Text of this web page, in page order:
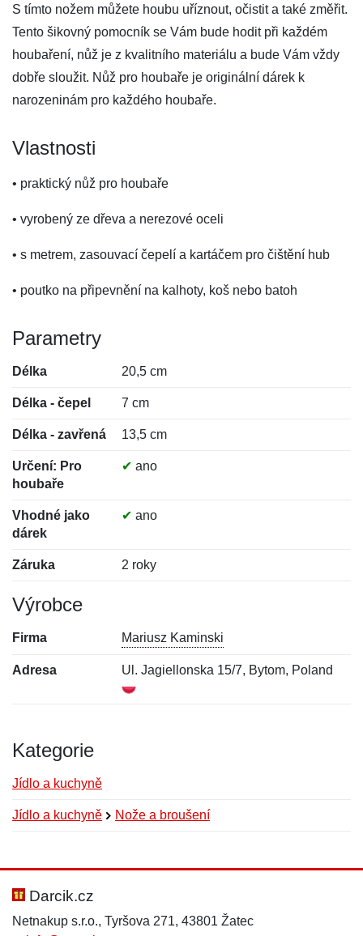
S tímto nožem můžete houbu uříznout, očistit a také změřit.
Tento šikovný pomocník se Vám bude hodit při každém
houbaření, nůž je z kvalitního materiálu a bude Vám vždy
dobře sloužit. Nůž pro houbaře je originální dárek k
narozeninám pro každého houbaře.
Vlastnosti
• praktický nůž pro houbaře
• vyrobený ze dřeva a nerezové oceli
• s metrem, zasouvací čepelí a kartáčem pro čištění hub
• poutko na připevnění na kalhoty, koš nebo batoh
Parametry
Délka 20,5 cm
Délka - čepel 7 cm
Délka - zavřená 13,5 cm
Určení: Pro
houbaře
✔ ano
Vhodné jako
dárek
✔ ano
Záruka 2 roky
Výrobce
Firma Mariusz Kaminski
Adresa Ul. Jagiellonska 15/7, Bytom, Poland
Kategorie
Jídlo a kuchyně
Jídlo a kuchyně Nože a broušení
Hodnocení:
Jméno:
Darcik.cz
Netnakup s.r.o., Tyršova 271, 43801 Žatec